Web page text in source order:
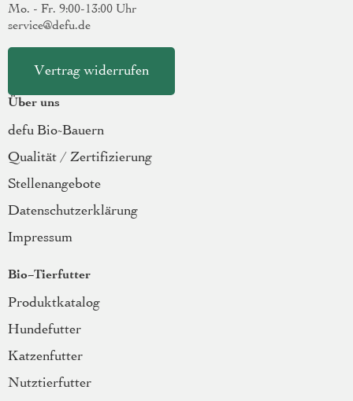
Mo. - Fr. 9:00-13:00 Uhr
service@defu.de
Vertrag widerrufen
Über uns
defu Bio-Bauern
Qualität / Zertifizierung
Stellenangebote
Datenschutzerklärung
Impressum
Bio-Tierfutter
Produktkatalog
Hundefutter
Katzenfutter
Nutztierfutter